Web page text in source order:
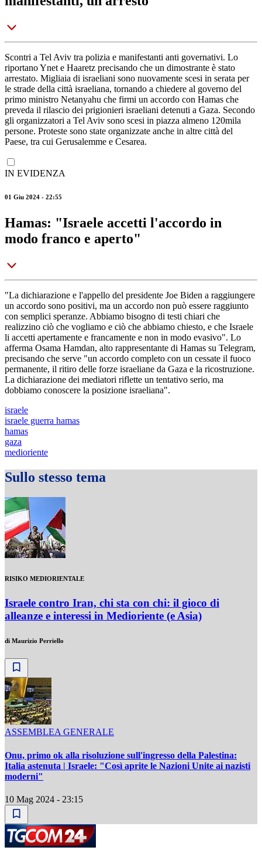
Scontri a Tel Aviv tra polizia e manifestanti anti governativi. Lo
riportano Ynet e Haaretz precisando che un dimostrante è stato
arrestato. Migliaia di israeliani sono nuovamente scesi in serata per
le strade della città israeliana, tornando a chiedere al governo del
primo ministro Netanyahu che firmi un accordo con Hamas che
preveda il rilascio dei prigionieri israeliani detenuti a Gaza. Secondo
gli organizzatori a Tel Aviv sono scesi in piazza almeno 120mila
persone. Proteste sono state organizzate anche in altre città del
Paese, tra cui Gerusalemme e Cesarea.
IN EVIDENZA
01 Giu 2024 - 22:55
Hamas: "Israele accetti l'accordo in
modo franco e aperto"
"La dichiarazione e l'appello del presidente Joe Biden a raggiungere
un accordo sono positivi, ma un accordo non può essere raggiunto
con semplici speranze. Abbiamo bisogno di testi chiari che
realizzino ciò che vogliamo e ciò che abbiamo chiesto, e che Israele
li accetti apertamente e francamente e non in modo evasivo". Lo
afferma Osama Hamdan, alto rappresentante di Hamas su Telegram,
precisando che serve "un accordo completo con un cessate il fuoco
permanente, il ritiro delle forze israeliane da Gaza e la ricostruzione.
La dichiarazione dei mediatori riflette un tentativo serio, ma
dobbiamo conoscere la posizione israeliana".
israele
israele guerra hamas
hamas
gaza
medioriente
Sullo stesso tema
RISIKO MEDIORIENTALE
Israele contro Iran, chi sta con chi: il gioco di
alleanze e interessi in Medioriente (e Asia)
di Maurizio Perriello
ASSEMBLEA GENERALE
Onu, primo ok alla risoluzione sull'ingresso della Palestina:
Italia astenuta | Israele: "Così aprite le Nazioni Unite ai nazisti
moderni"
10 Mag 2024 - 23:15